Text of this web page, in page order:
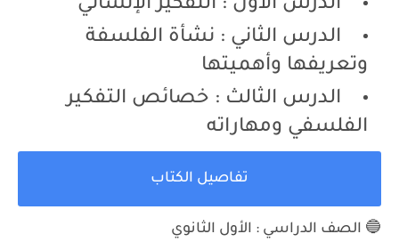
الدرس الأول : التفكير الإنساني
الدرس الثاني : نشأة الفلسفة
وتعريفها وأهميتها
الدرس الثالث : خصائص التفكير
الفلسفي ومهاراته
تفاصيل الكتاب
🔵 الصف الدراسي : الأول الثانوي